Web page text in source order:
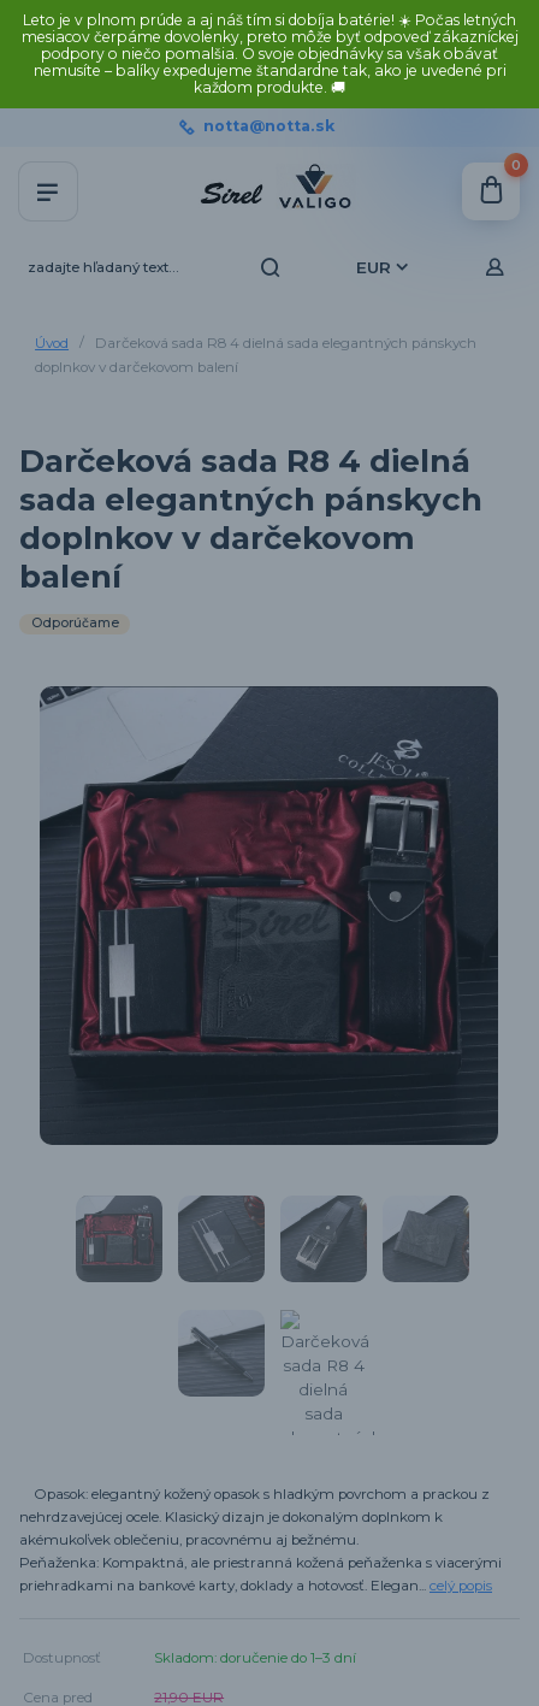
Leto je v plnom prúde a aj náš tím si dobíja batérie! ☀️ Počas letných
mesiacov čerpáme dovolenky, preto môže byť odpoveď zákazníckej
podpory o niečo pomalšia. O svoje objednávky sa však obávať
nemusíte – balíky expedujeme štandardne tak, ako je uvedené pri
každom produkte. 🚚
EUR
notta@notta.sk
0
Úvod
Darčeková sada R8 4 dielná sada elegantných pánskych
doplnkov v darčekovom balení
Darčeková sada R8 4 dielná
sada elegantných pánskych
doplnkov v darčekovom
balení
Odporúčame
Opasok: elegantný kožený opasok s hladkým povrchom a prackou z
nehrdzavejúcej ocele. Klasický dizajn je dokonalým doplnkom k
akémukoľvek oblečeniu, pracovnému aj bežnému.
Peňaženka: Kompaktná, ale priestranná kožená peňaženka s viacerými
priehradkami na bankové karty, doklady a hotovosť. Elegan... celý popis
Dostupnosť Skladom: doručenie do 1–3 dní
Cena pred
21,90 EUR